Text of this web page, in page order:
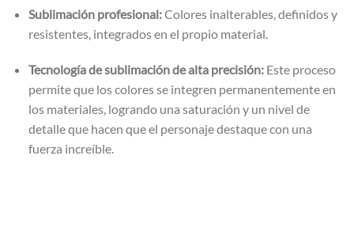
Sublimación profesional:Colores inalterables, definidos y
resistentes, integrados en el propio material.
Tecnología de sublimación de alta precisión:Este proceso
permite que los colores se integren permanentemente en
los materiales, logrando una saturación y un nivel de
detalle que hacen que el personaje destaque con una
fuerza increíble.